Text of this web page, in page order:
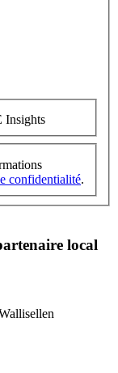
Insights
confidentialité.
local